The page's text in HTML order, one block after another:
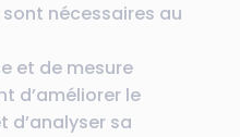
nécessaires au
et de mesure
d’améliorer le
sa